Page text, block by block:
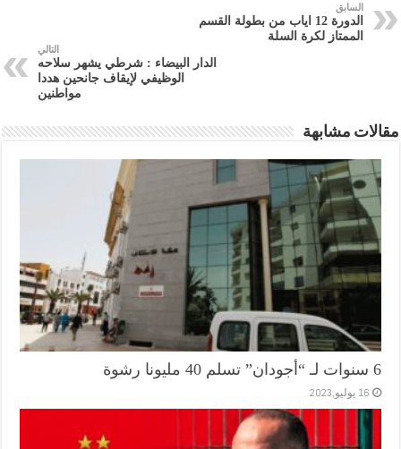
السابق
الدورة 12 اياب من بطولة القسم
الممتاز لكرة السلة
التالي
الدار البيضاء : شرطي يشهر سلاحه
الوظيفي لإيقاف جانحين هددا
مواطنين
مقالات مشابهة
6 سنوات لـ “أجودان” تسلم 40 مليونا رشوة
16 يوليو,2023